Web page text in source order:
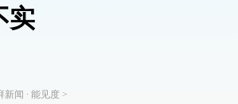
实
新闻 ∙ 能见度>